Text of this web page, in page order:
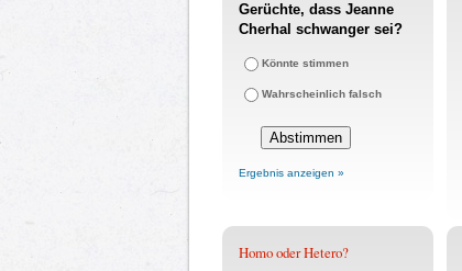
Gerüchte, dass Jeanne
Cherhal schwanger sei?
Könnte stimmen
Wahrscheinlich falsch
Ergebnis anzeigen »
Homo oder Hetero?